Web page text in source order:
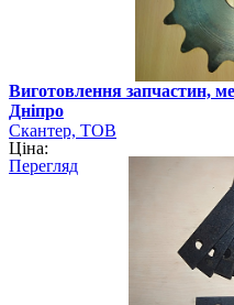
Виготовлення запчастин,
Дніпро
Скантер, ТОВ
Ціна:
Перегляд